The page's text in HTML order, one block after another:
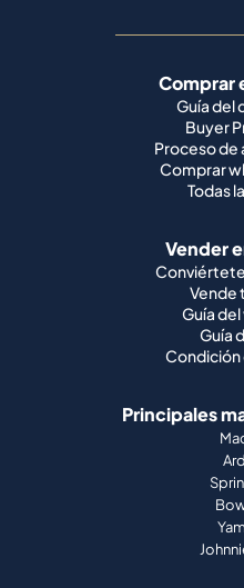
Comprar
Guía del
Buyer
Proceso
Comprar
Todas
Vender
Vende
Guía
Guía
Condición
Principales